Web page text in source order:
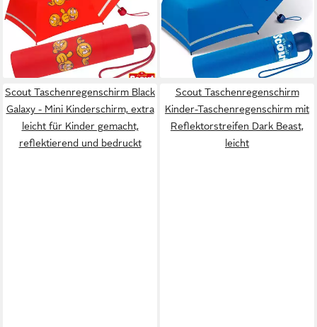
UVP22,99 €
-13%
lieferbar - in 2-3 Werktagen bei dir
lieferbar - in 2-3 Werktagen bei dir
+3
Scout Taschenregenschirm Black
Galaxy - Mini Kinderschirm, extra
leicht für Kinder gemacht,
reflektierend und bedruckt
Scout Taschenregenschirm
Kinder-Taschenregenschirm mit
Reflektorstreifen Dark Beast,
leicht